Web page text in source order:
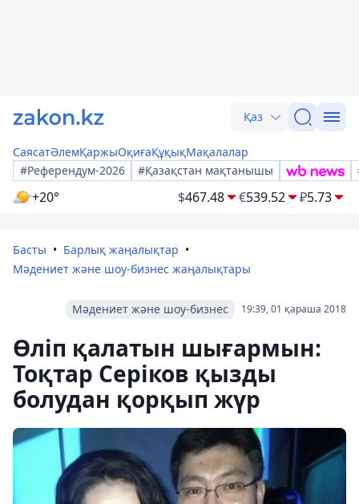
Қаз
СаясатӘлемҚаржыОқиғаҚұқықМақалалар
#Референдум-2026
#Қазақстан мақтанышы
+20° $467.48 €539.52 ₽5.73
Басты
Барлық жаңалықтар
Мәдениет және шоу-бизнес жаңалықтары
19:39, 01 қараша 2018
Мәдениет және шоу-бизнес
Өліп қалатын шығармын:
Тоқтар Серіков қызды
болудан қорқып жүр